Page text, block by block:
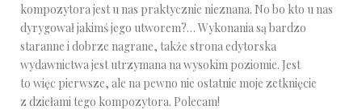
kompozytora jest u nas praktycznie nieznana. No bo kto u nas
dyrygował jakimś jego utworem?… Wykonania są bardzo
staranne i dobrze nagrane, także strona edytorska
wydawnictwa jest utrzymana na wysokim poziomie. Jest
to więc pierwsze, ale na pewno nie ostatnie moje zetknięcie
z dziełami tego kompozytora. Polecam!